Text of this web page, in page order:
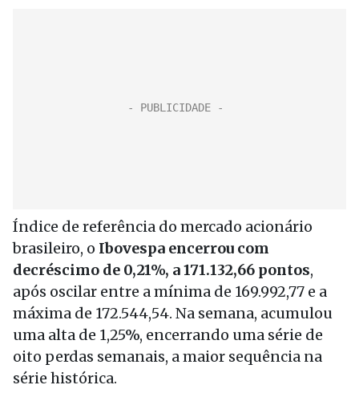
Índice de referência do mercado acionário
brasileiro, o Ibovespa encerrou com
decréscimo de 0,21%, a 171.132,66 pontos,
após oscilar entre a mínima de 169.992,77 e a
máxima de 172.544,54. Na semana, acumulou
uma alta de 1,25%, encerrando uma série de
oito perdas semanais, a maior sequência na
série histórica.